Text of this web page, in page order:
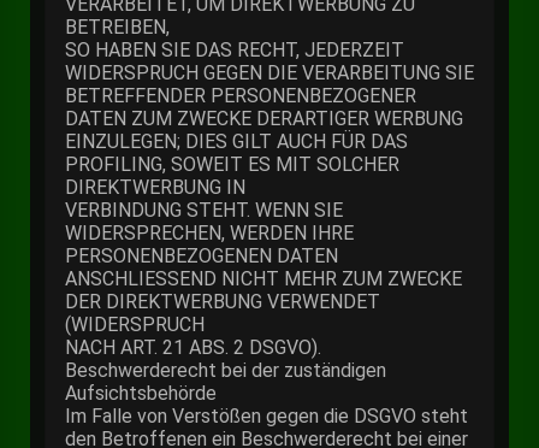
BETREIBEN,
SO HABEN SIE DAS RECHT, JEDERZEIT
WIDERSPRUCH GEGEN DIE VERARBEITUNG SIE
BETREFFENDER PERSONENBEZOGENER
DATEN ZUM ZWECKE DERARTIGER WERBUNG
EINZULEGEN; DIES GILT AUCH FÜR DAS
PROFILING, SOWEIT ES MIT SOLCHER
DIREKTWERBUNG IN
VERBINDUNG STEHT. WENN SIE
WIDERSPRECHEN, WERDEN IHRE
PERSONENBEZOGENEN DATEN
ANSCHLIESSEND NICHT MEHR ZUM ZWECKE
DER DIREKTWERBUNG VERWENDET
(WIDERSPRUCH
NACH ART. 21 ABS. 2 DSGVO).
Beschwerderecht bei der zuständigen
Aufsichtsbehörde
Im Falle von Verstößen gegen die DSGVO steht
den Betroffenen ein Beschwerderecht bei einer